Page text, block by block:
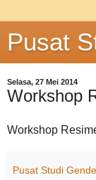
Pusat
Selasa, 27 Mei 2014
Workshop
Workshop
Pusat Studi